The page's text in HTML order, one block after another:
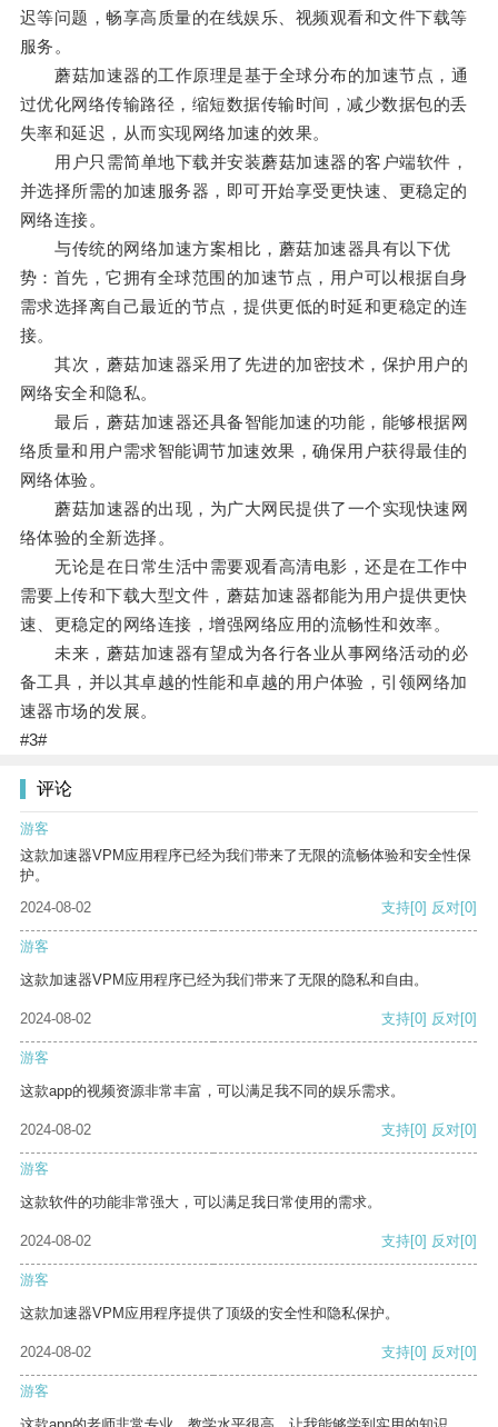
迟等问题，畅享高质量的在线娱乐、视频观看和文件下载等
服务。
蘑菇加速器的工作原理是基于全球分布的加速节点，通
过优化网络传输路径，缩短数据传输时间，减少数据包的丢
失率和延迟，从而实现网络加速的效果。
用户只需简单地下载并安装蘑菇加速器的客户端软件，
并选择所需的加速服务器，即可开始享受更快速、更稳定的
网络连接。
与传统的网络加速方案相比，蘑菇加速器具有以下优
势：首先，它拥有全球范围的加速节点，用户可以根据自身
需求选择离自己最近的节点，提供更低的时延和更稳定的连
接。
其次，蘑菇加速器采用了先进的加密技术，保护用户的
网络安全和隐私。
最后，蘑菇加速器还具备智能加速的功能，能够根据网
络质量和用户需求智能调节加速效果，确保用户获得最佳的
网络体验。
蘑菇加速器的出现，为广大网民提供了一个实现快速网
络体验的全新选择。
无论是在日常生活中需要观看高清电影，还是在工作中
需要上传和下载大型文件，蘑菇加速器都能为用户提供更快
速、更稳定的网络连接，增强网络应用的流畅性和效率。
未来，蘑菇加速器有望成为各行各业从事网络活动的必
备工具，并以其卓越的性能和卓越的用户体验，引领网络加
速器市场的发展。
#3#
评论
游客
这款加速器VPM应用程序已经为我们带来了无限的流畅体验和安全性保
护。
2024-08-02
支持[0] 反对[0]
游客
这款加速器VPM应用程序已经为我们带来了无限的隐私和自由。
2024-08-02 支持[0] 反对[0]
游客
这款app的视频资源非常丰富，可以满足我不同的娱乐需求。
2024-08-02 支持[0] 反对[0]
游客
这款软件的功能非常强大，可以满足我日常使用的需求。
2024-08-02 支持[0] 反对[0]
游客
这款加速器VPM应用程序提供了顶级的安全性和隐私保护。
2024-08-02 支持[0] 反对[0]
游客